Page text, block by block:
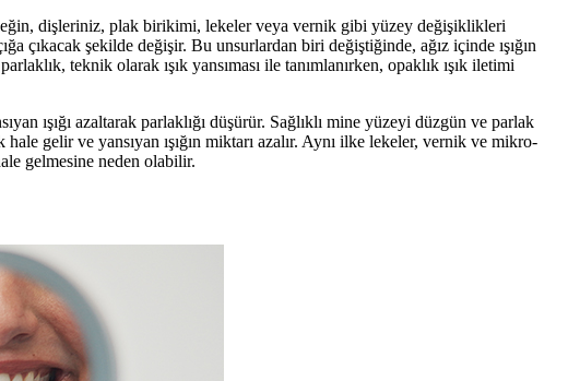
dişleriniz, plak birikimi, lekeler veya vernik gibi yüzey değişiklikleri
şekilde değişir. Bu unsurlardan biri değiştiğinde, ağız içinde ışığın
teknik olarak ışık yansıması ile tanımlanırken, opaklık ışık iletimi
ışığı azaltarak parlaklığı düşürür. Sağlıklı mine yüzeyi düzgün ve parlak
gelir ve yansıyan ışığın miktarı azalır. Aynı ilke lekeler, vernik ve mikro-
gelmesine neden olabilir.